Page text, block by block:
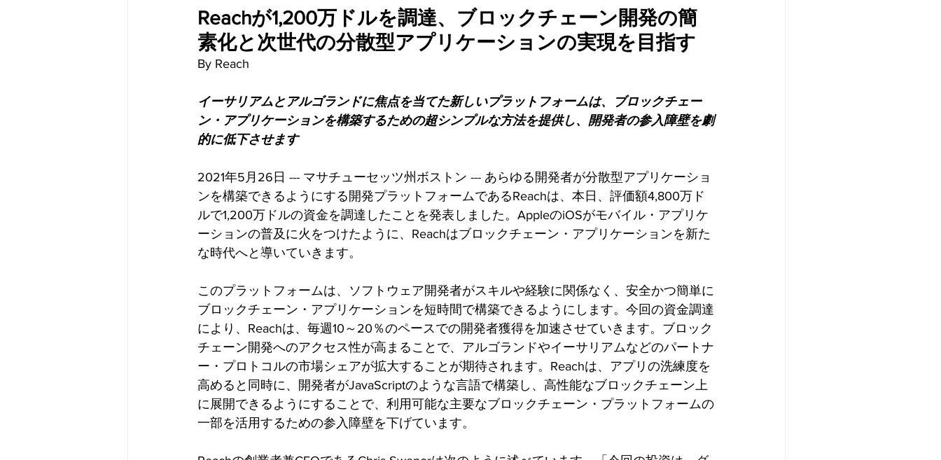
Reachが1,200万ドルを調達、ブロックチェーン開発の簡
素化と次世代の分散型アプリケーションの実現を目指す
By Reach
イーサリアムとアルゴランドに焦点を当てた新しいプラットフォームは、ブロックチェー
ン・アプリケーションを構築するための超シンプルな方法を提供し、開発者の参入障壁を劇
的に低下させます
2021年5月26日 --- マサチューセッツ州ボストン --- あらゆる開発者が分散型アプリケーショ
ンを構築できるようにする開発プラットフォームであるReachは、本日、評価額4,800万ド
ルで1,200万ドルの資金を調達したことを発表しました。AppleのiOSがモバイル・アプリケ
ーションの普及に火をつけたように、Reachはブロックチェーン・アプリケーションを新た
な時代へと導いていきます。
このプラットフォームは、ソフトウェア開発者がスキルや経験に関係なく、安全かつ簡単に
ブロックチェーン・アプリケーションを短時間で構築できるようにします。今回の資金調達
により、Reachは、毎週10～20％のペースでの開発者獲得を加速させていきます。ブロック
チェーン開発へのアクセス性が高まることで、アルゴランドやイーサリアムなどのパートナ
ー・プロトコルの市場シェアが拡大することが期待されます。Reachは、アプリの洗練度を
高めると同時に、開発者がJavaScriptのような言語で構築し、高性能なブロックチェーン上
に展開できるようにすることで、利用可能な主要なブロックチェーン・プラットフォームの
一部を活用するための参入障壁を下げています。